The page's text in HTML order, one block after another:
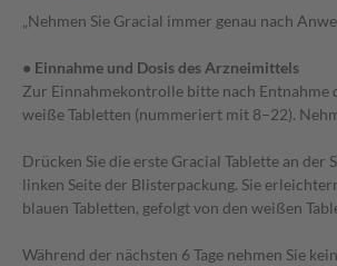
„Nehmen Sie Gracial immer genau nach
● Einnahme und Dosis des Arzneimittels
Zur Einnahmekontrolle bitte nach Entnahme
weiße Tabletten (nummeriert mit 8–22).
Drücken Sie die erste Gracial Tablette an
linken Seite der Blisterpackung. Sie
blauen Tabletten, gefolgt von den weißen
Während der nächsten 6 Tage nehmen Sie